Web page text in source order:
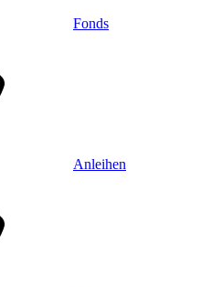
Fonds
Anleihen